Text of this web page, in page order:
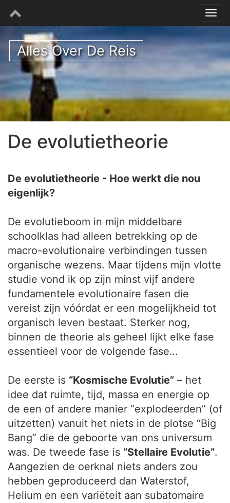
Alles Over De Reis
De evolutietheorie
De evolutietheorie - Hoe werkt die nou
eigenlijk?
De evolutieboom in mijn middelbare
schoolklas had alleen betrekking op de
macro-evolutionaire verbindingen tussen
organische wezens. Maar tijdens mijn vlotte
studie vond ik op zijn minst vijf andere
fundamentele evolutionaire fasen die
vereist zijn vóórdat er een mogelijkheid tot
organisch leven bestaat. Sterker nog,
binnen de theorie als geheel lijkt elke fase
essentieel voor de volgende fase…
De eerste is “Kosmische Evolutie” – het
idee dat ruimte, tijd, massa en energie op
de een of andere manier “explodeerden” (of
uitzetten) vanuit het niets in de plotse “Big
Bang” die de geboorte van ons universum
was. De tweede fase is “Stellaire Evolutie”.
Aangezien de oerknal niets anders zou
hebben geproduceerd dan Waterstof,
Helium en een variëteit aan subatomaire